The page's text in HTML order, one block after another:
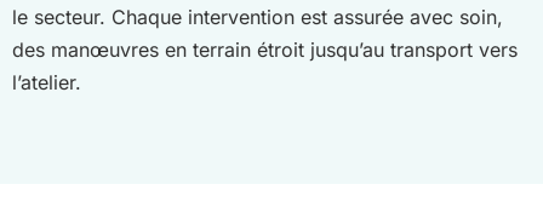
le secteur. Chaque intervention est assurée avec soin,
des manœuvres en terrain étroit jusqu’au transport vers
l’atelier.